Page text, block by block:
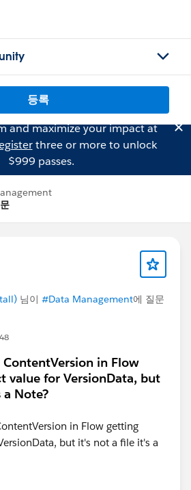
등록
and maximize your impact at
three or more to unlock
$999 passes.
님이 #Data Management에 질문
in Flow
value for VersionData, but
Note?